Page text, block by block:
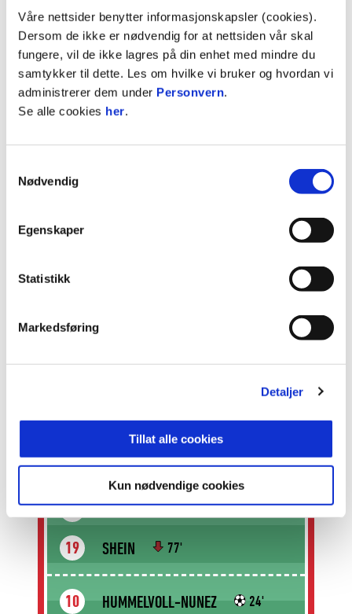
Våre nettsider benytter informasjonskapsler (cookies).
Dersom de ikke er nødvendig for at nettsiden vår skal
fungere, vil de ikke lagres på din enhet med mindre du
samtykker til dette. Les om hvilke vi bruker og hvordan vi
administrerer dem under Personvern.
Se alle cookies her.
Nødvendig
Egenskaper
Statistikk
Markedsføring
Detaljer
Tillat alle cookies
Kun nødvendige cookies
K P
10 ROSENBORG 15 18
12 FREDRIKSTAD
22 WOLEDZI
11 METCALFE 35'
6 OWUSU
19 SHEIN 77'
10 HUMMELVOLL-NUNEZ 24'